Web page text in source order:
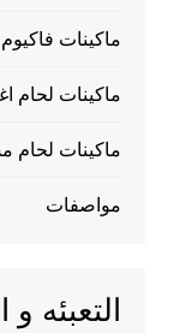
ماكينات فاكيوم
ماكينات لحام
ماكينات لحام
مواصفات
التعبئه و